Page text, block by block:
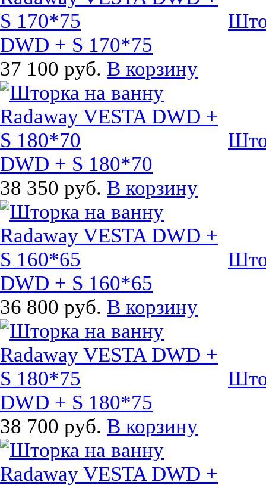
DWD + S 170*75
37 100 руб. В корзину
DWD + S 180*70
38 350 руб. В корзину
DWD + S 160*65
36 800 руб. В корзину
DWD + S 180*75
38 700 руб. В корзину